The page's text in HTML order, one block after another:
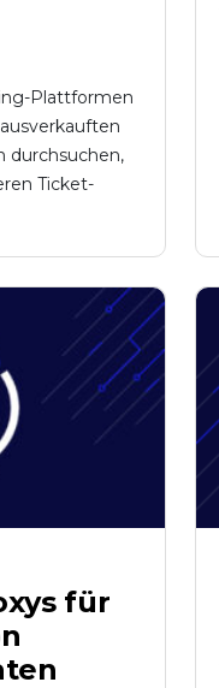
Plattformen
durchsuchen,
Ticket-
für